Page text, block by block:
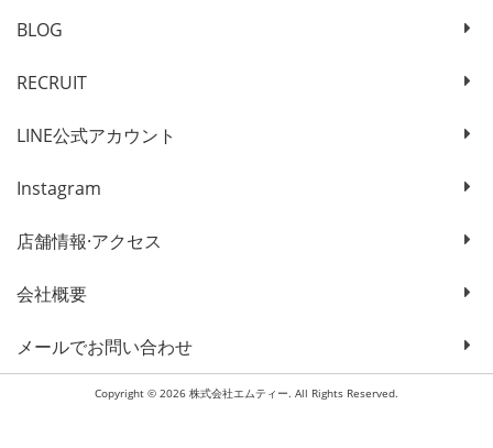
BLOG
RECRUIT
LINE公式アカウント
Instagram
店舗情報·アクセス
会社概要
メールでお問い合わせ
Copyright © 2026 株式会社エムティー. All Rights Reserved.